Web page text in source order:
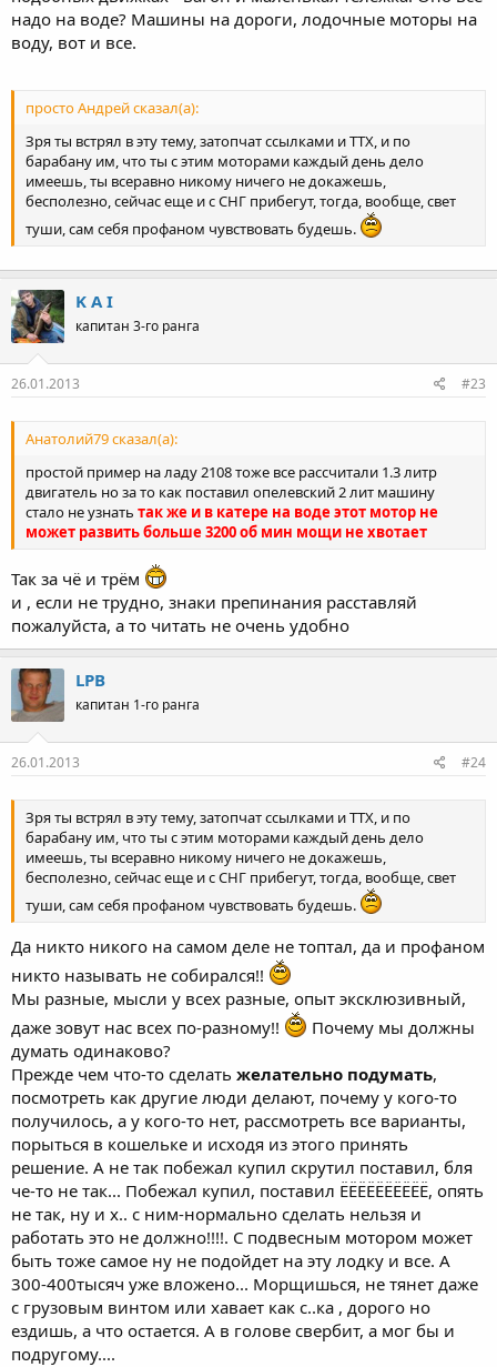
надо на воде? Машины на дороги, лодочные моторы на
воду, вот и все.
просто Андрей сказал(а):
Зря ты встрял в эту тему, затопчат ссылками и ТТХ, и по
барабану им, что ты с этим моторами каждый день дело
имеешь, ты всеравно никому ничего не докажешь,
бесполезно, сейчас еще и с СНГ прибегут, тогда, вообще, свет
туши, сам себя профаном чувствовать будешь.
K A I
капитан 3-го ранга
26.01.2013 #23
Анатолий79 сказал(а):
простой пример на ладу 2108 тоже все рассчитали 1.3 литр
двигатель но за то как поставил опелевский 2 лит машину
стало не узнать так же и в катере на воде этот мотор не
может развить больше 3200 об мин мощи не хвотает
Так за чё и трём
и , если не трудно, знаки препинания расставляй
пожалуйста, а то читать не очень удобно
LPB
капитан 1-го ранга
26.01.2013 #24
Зря ты встрял в эту тему, затопчат ссылками и ТТХ, и по
барабану им, что ты с этим моторами каждый день дело
имеешь, ты всеравно никому ничего не докажешь,
бесполезно, сейчас еще и с СНГ прибегут, тогда, вообще, свет
туши, сам себя профаном чувствовать будешь.
Да никто никого на самом деле не топтал, да и профаном
никто называть не собирался!!
Мы разные, мысли у всех разные, опыт эксклюзивный,
даже зовут нас всех по-разному!!
Почему мы должны
думать одинаково?
Прежде чем что-то сделать желательно подумать,
посмотреть как другие люди делают, почему у кого-то
получилось, а у кого-то нет, рассмотреть все варианты,
порыться в кошельке и исходя из этого принять
решение. А не так побежал купил скрутил поставил, бля
че-то не так... Побежал купил, поставил ЁЁЁЁЁЁЁЁЁЁ, опять
не так, ну и х.. с ним-нормально сделать нельзя и
работать это не должно!!!!. С подвесным мотором может
быть тоже самое ну не подойдет на эту лодку и все. А
300-400тысяч уже вложено... Морщишься, не тянет даже
с грузовым винтом или хавает как с..ка , дорого но
ездишь, а что остается. А в голове свербит, а мог бы и
подругому....